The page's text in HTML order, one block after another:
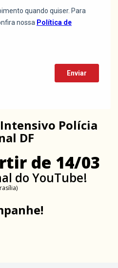
Polícia
DF
de 14/03
do YouTube!